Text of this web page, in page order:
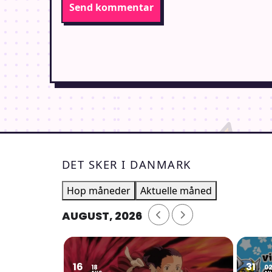
DET SKER I DANMARK
Hop måneder Aktuelle måned
AUGUST, 2026
16 18 31 02